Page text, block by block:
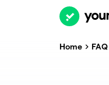
Home FAQ